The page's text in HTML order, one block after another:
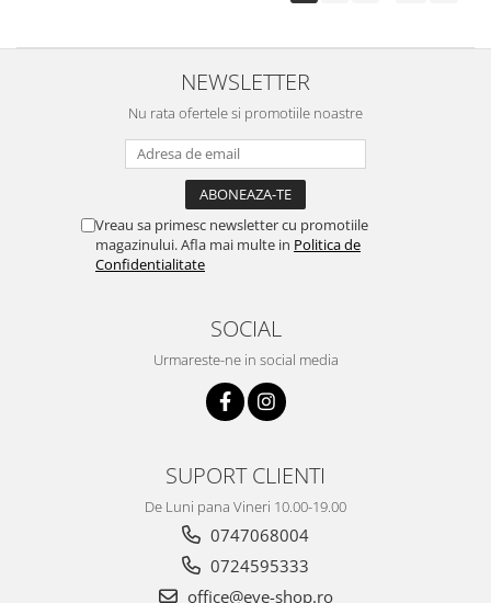
NEWSLETTER
Nu rata ofertele si promotiile noastre
Vreau sa primesc newsletter cu promotiile
magazinului. Afla mai multe in Politica de
Confidentialitate
SOCIAL
Urmareste-ne in social media
SUPORT CLIENTI
De Luni pana Vineri 10.00-19.00
0747068004
0724595333
office@eye-shop.ro